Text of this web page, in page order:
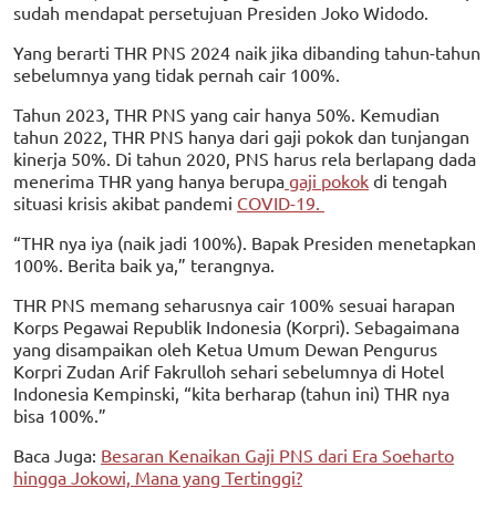
sudah mendapat persetujuan Presiden Joko Widodo.
Yang berarti THR PNS 2024 naik jika dibanding tahun-tahun
sebelumnya yang tidak pernah cair 100%.
Tahun 2023, THR PNS yang cair hanya 50%. Kemudian
tahun 2022, THR PNS hanya dari gaji pokok dan tunjangan
kinerja 50%. Di tahun 2020, PNS harus rela berlapang dada
menerima THR yang hanya berupa gaji pokok di tengah
situasi krisis akibat pandemi COVID-19.
“THR nya iya (naik jadi 100%). Bapak Presiden menetapkan
100%. Berita baik ya,” terangnya.
THR PNS memang seharusnya cair 100% sesuai harapan
Korps Pegawai Republik Indonesia (Korpri). Sebagaimana
yang disampaikan oleh Ketua Umum Dewan Pengurus
Korpri Zudan Arif Fakrulloh sehari sebelumnya di Hotel
Indonesia Kempinski, “kita berharap (tahun ini) THR nya
bisa 100%.”
Baca Juga: Besaran Kenaikan Gaji PNS dari Era Soeharto
hingga Jokowi, Mana yang Tertinggi?